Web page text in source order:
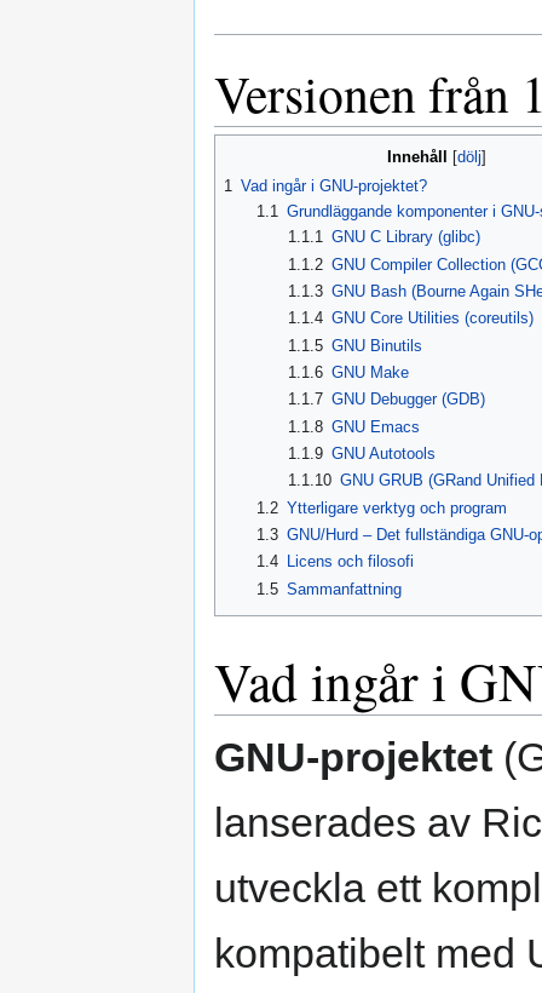
Versionen från
Innehåll
1 Vad ingår i GNU-projektet?
1.1 Grundläggande komponenter i
1.1.1 GNU C Library (glibc)
1.1.2 GNU Compiler Collection
1.1.3 GNU Bash (Bourne Again
1.1.4 GNU Core Utilities (coreutils)
1.1.5 GNU Binutils
1.1.6 GNU Make
1.1.7 GNU Debugger (GDB)
1.1.8 GNU Emacs
1.1.9 GNU Autotools
1.1.10 GNU GRUB (GRand Unified
1.2 Ytterligare verktyg och program
1.3 GNU/Hurd – Det fullständiga GNU-
1.4
Licens och filosofi
1.5 Sammanfattning
Vad ingår i
GNU-projektet
lanserades av
utveckla ett
kompatibelt med